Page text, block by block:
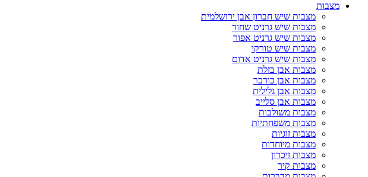
מצבות
מצבות שיש חברון אבן ירושלמית
מצבות שיש גרניט שחור
מצבות שיש גרניט אפור
מצבות שיש טורקי
מצבות שיש גרניט אדום
מצבות אבן בזלת
מצבות אבן כורכר
מצבות אבן גלילית
מצבות אבן סלייב
מצבות משולבות
מצבות משפחתיות
מצבות זוגיות
מצבות מיוחדות
מצבות זיכרון
מצבות קיר